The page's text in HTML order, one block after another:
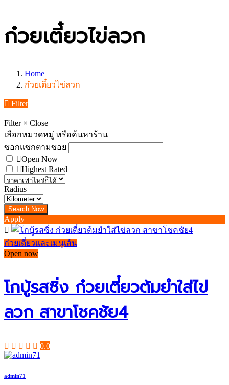
ก๋วยเตี๋ยวไข่ลวก
Home
ก๋วยเตี๋ยวไข่ลวก
Filter
Filter × Close
เลือกหมวดหมู่ หรือค้นหาร้าน
ซอกแซกตามซอย
Open Now
Highest Rated
Radius
Apply
ก๋วยเตี๋ยวและเมนูเส้น
Open now
โกบู้รสซิ่ง ก๋วยเตี๋ยวต้มยำใส่ไข่
ลวก สาขาโชคชัย4
0.0
admin71